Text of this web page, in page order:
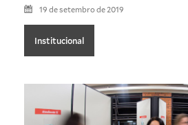
19 de setembro de 2019
Institucional